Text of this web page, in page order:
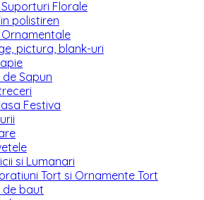
Florale
polistiren
pictura, blank-uri
Sapun
Festiva
si Lumanari
Tort si Ornamente Tort
de baut